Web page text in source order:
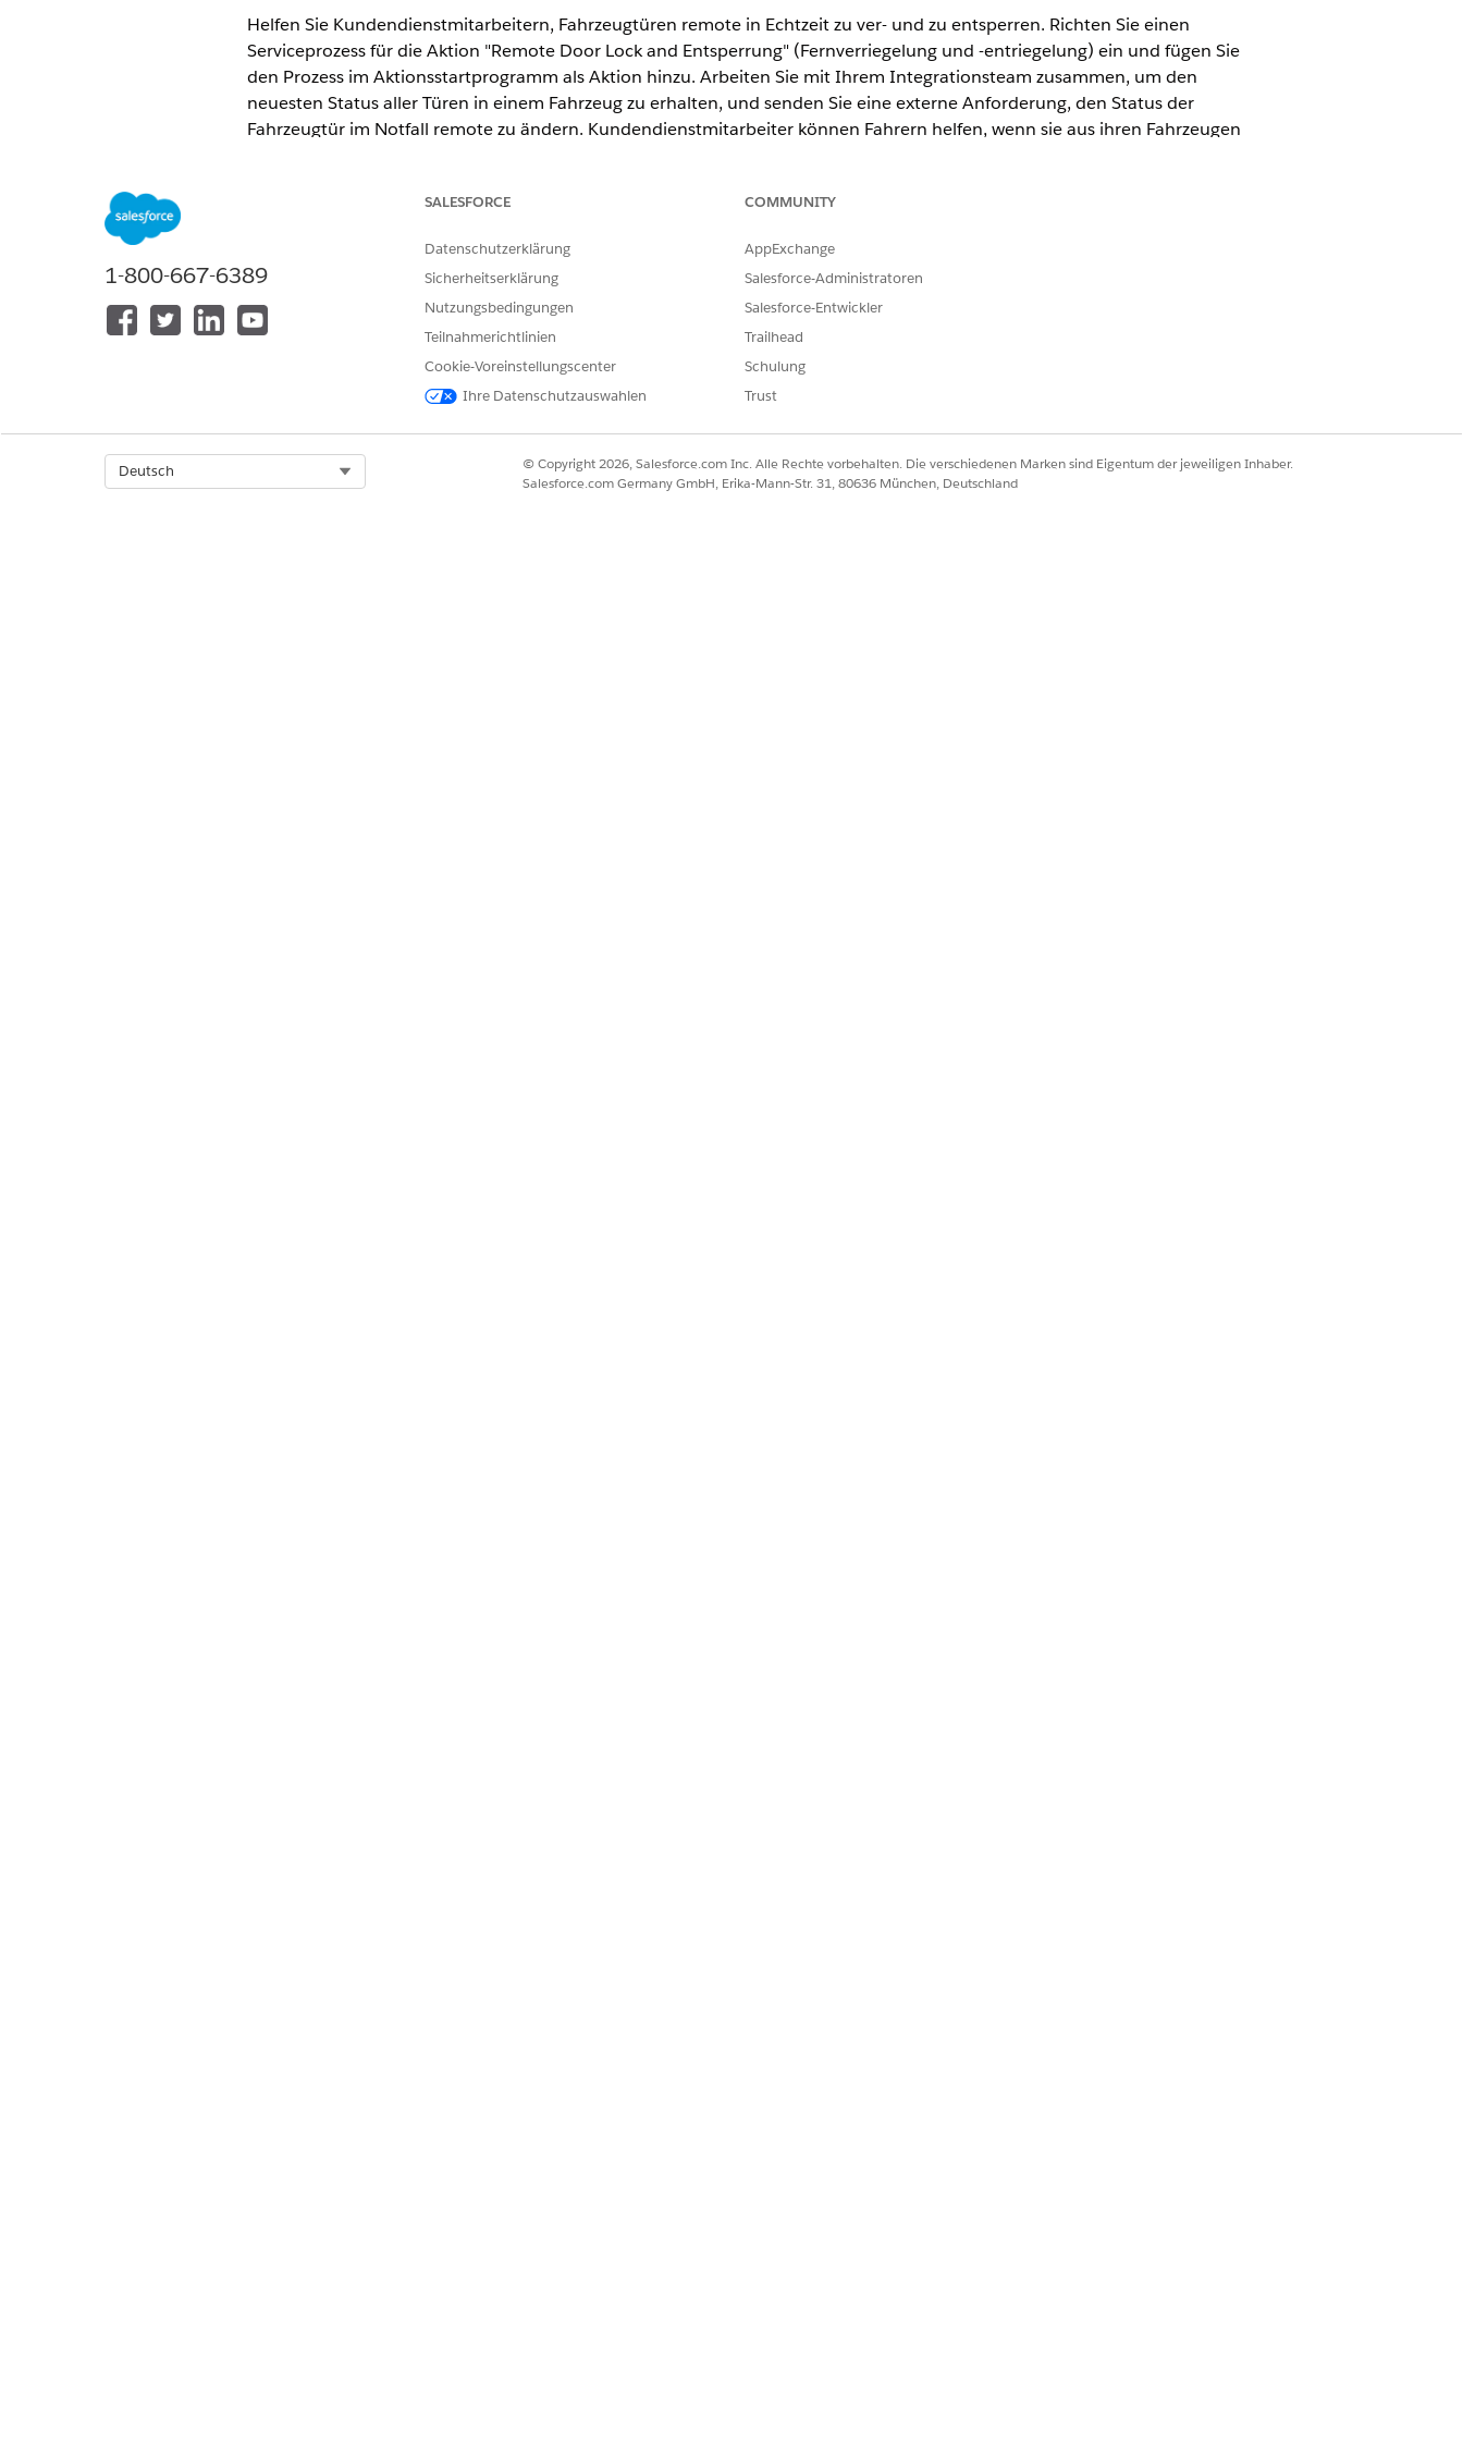
Helfen Sie Kundendienstmitarbeitern, Fahrzeugtüren remote in Echtzeit zu ver- und zu entsperren. Richten Sie einen
Serviceprozess für die Aktion "Remote Door Lock and Entsperrung" (Fernverriegelung und -entriegelung) ein und fügen Sie
den Prozess im Aktionsstartprogramm als Aktion hinzu. Arbeiten Sie mit Ihrem Integrationsteam zusammen, um den
neuesten Status aller Türen in einem Fahrzeug zu erhalten, und senden Sie eine externe Anforderung, den Status der
Fahrzeugtür im Notfall remote zu ändern. Kundendienstmitarbeiter können Fahrern helfen, wenn sie aus ihren Fahrzeugen
Konfigurieren Sie Integrationsdefinitionen, Flow-Orchestrierungen und OmniStudio-Komponenten, damit Servicemitarbeiter
Geschäftsanforderungen zu erweitern.
Sie können auch Telemetriedefinitionen und Telemetrieaktionsdefinitionen für eine Vielzahl von Konfigurationen einrichten.
Entsprechende Informationen finden Sie unter
Telemetriedefinition und Aktionsverwaltung
Der Serviceprozess "Remote Vehicle Door Lock and Unlock" (Ferngesteuerte Fahrzeugtürverriegelung und -entriegelung) verwendet
mehrere OmniStudio-Komponenten, mit denen Benutzer Türen über eine Fahrzeug-Datensatzseite remote verriegeln oder entsperren
Einrichten der Remote-Aktion "Fahrzeugtürverriegelung und -entriegelung"
Konfigurieren Sie eine Remote-Aktion zum Ver- und Entriegeln von Fahrzeugtüren. Ändern Sie OmniStudio-Komponenten, richten Sie
1-800-667-6389
SALESFORCE
Datenschutzerklärung
Sicherheitserklärung
Nutzungsbedingungen
Teilnahmerichtlinien
Cookie-Voreinstellungscenter
Ihre Datenschutzauswahlen
COMMUNITY
AppExchange
Salesforce-Administratoren
Salesforce-Entwickler
Trailhead
Schulung
Trust
Deutsch
© Copyright 2026, Salesforce.com Inc. Alle Rechte vorbehalten. Die verschiedenen Marken sind Eigentum der jeweiligen Inhaber.
Salesforce.com Germany GmbH, Erika-Mann-Str. 31, 80636 München, Deutschland